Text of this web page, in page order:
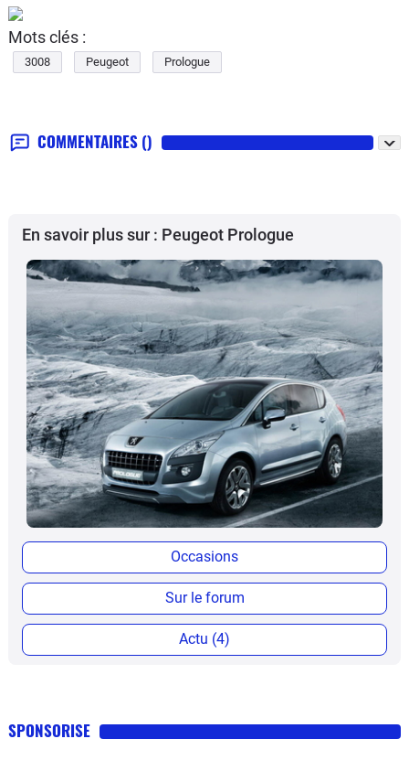
Mots clés :
3008 Peugeot Prologue
COMMENTAIRES ()
En savoir plus sur : Peugeot Prologue
Occasions
Sur le forum
Actu (4)
SPONSORISE